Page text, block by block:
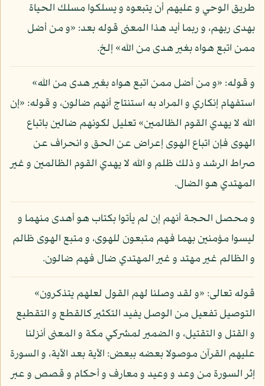
طريق الوحي و عليهم أن يتبعوه و يسلكوا مسلك الحياة
بهدى ربهم، و ربما أيد هذا المعنى قوله بعد: «و من أضل
ممن اتبع هواه بغير هدى من الله» إلخ.
و قوله: «و من أضل ممن اتبع هواه بغير هدى من الله»
استفهام إنكاري و المراد به استنتاج أنهم ضالون، و قوله: «إن
الله لا يهدي القوم الظالمين» تعليل لكونهم ضالين باتباع
الهوى فإن اتباع الهوى إعراض عن الحق و انحراف عن
صراط الرشد و ذلك ظلم و الله لا يهدي القوم الظالمين و غير
المهتدي هو الضال.
و محصل الحجة أنهم إن لم يأتوا بكتاب هو أهدى منهما و
ليسوا مؤمنين بهما فهم متبعون للهوى، و متبع الهوى ظالم
و الظالم غير مهتد و غير المهتدي ضال فهم ضالون.
قوله تعالى: «و لقد وصلنا لهم القول لعلهم يتذكرون»
التوصيل تفعيل من الوصل يفيد التكثير كالقطع و التقطيع
و القتل و التقتيل، و الضمير لمشركي مكة و المعنى أنزلنا
عليهم القرآن موصولا بعضه ببعض: الآية بعد الآية، و السورة
إثر السورة من وعد و وعيد و معارف و أحكام و قصص و عبر